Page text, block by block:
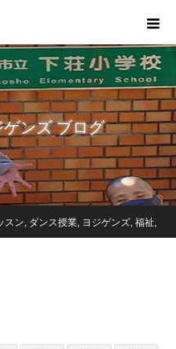
ンズ ブログ
スン, ダンス授業, ヨジゲンズ, 福祉,